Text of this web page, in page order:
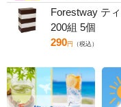
Forestway テ
200組 5個
290円 （税込）